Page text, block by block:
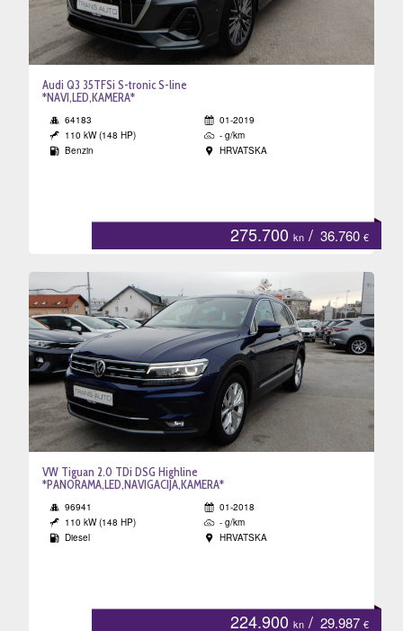
Audi Q3 35TFSi S-tronic S-line
*NAVI,LED,KAMERA*
64183
01-2019
110 kW (148 HP)
- g/km
Benzin
HRVATSKA
275.700 kn / 36.760 €
VW Tiguan 2.0 TDi DSG Highline
*PANORAMA,LED,NAVIGACIJA,KAMERA*
96941
01-2018
110 kW (148 HP)
- g/km
Diesel
HRVATSKA
224.900 kn / 29.987 €